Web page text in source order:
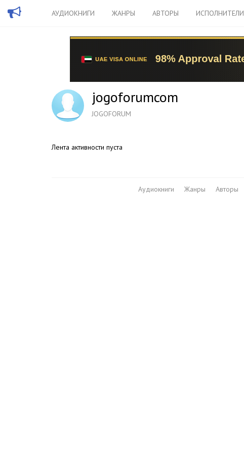
АУДИОКНИГИ ЖАНРЫ АВТОРЫ ИСПОЛНИТЕЛИ
jogoforumcom
JOGOFORUM
Лента активности пуста
Аудиокниги Жанры Авторы